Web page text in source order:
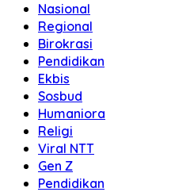
Nasional
Regional
Birokrasi
Pendidikan
Ekbis
Sosbud
Humaniora
Religi
Viral NTT
Gen Z
Pendidikan